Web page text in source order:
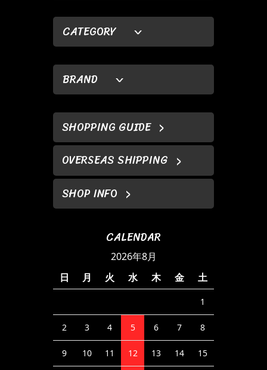
CATEGORY
BRAND
SHOPPING GUIDE
OVERSEAS SHIPPING
SHOP INFO
CALENDAR
2026年8月
日
月 火 水 木 金 土
1
2 3 4 5 6 7 8
9 10 11 12 13 14 15